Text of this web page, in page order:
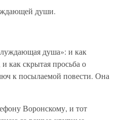
души.
душа»: и как
как скрытая просьба о
к посылаемой повести. Она
Воронскому, и тот